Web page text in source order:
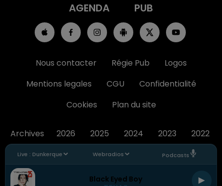
Live : Dunkerque Webradios Podcasts
Black Eyed Boy
AGENDA
PUB
Nous contacter Régie Pub
Logos
Mentions legales
CGU
Confidentialité
Cookies
Plan du site
Archives 2026 2025 2024 2023 2022